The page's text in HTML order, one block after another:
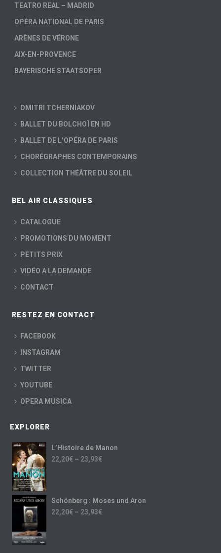
TEATRO REAL – MADRID
OPÉRA NATIONAL DE PARIS
ARÈNES DE VÉRONE
AIX-EN-PROVENCE
BAYERISCHE STAATSOPER
DMITRI TCHERNIAKOV
BALLET DU BOLCHOÏ EN HD
BALLET DE L’OPÉRA DE PARIS
CHORÉGRAPHES CONTEMPORAINS
COLLECTION THÉÂTRE DU SOLEIL
BEL AIR CLASSIQUES
CATALOGUE
PROMOTIONS DU MOMENT
PETITS PRIX
VIDÉO A LA DEMANDE
CONTACT
RESTEZ EN CONTACT
FACEBOOK
INSTAGRAM
TWITTER
YOUTUBE
OPERA MUSICA
EXPLORER
L’Histoire de Manon
22,20€ – 23,93€
Schönberg : Moses und Aron
22,20€ – 23,93€